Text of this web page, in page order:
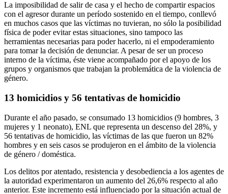
La imposibilidad de salir de casa y el hecho de compartir espacios
con el agresor durante un período sostenido en el tiempo, conllevó
en muchos casos que las víctimas no tuvieran, no sólo la posibilidad
física de poder evitar estas situaciones, sino tampoco las
herramientas necesarias para poder hacerlo, ni el empoderamiento
para tomar la decisión de denunciar. A pesar de ser un proceso
interno de la víctima, éste viene acompañado por el apoyo de los
grupos y organismos que trabajan la problemática de la violencia de
género.
13 homicidios y 56 tentativas de homicidio
Durante el año pasado, se consumado 13 homicidios (9 hombres, 3
mujeres y 1 neonato), ENL que representa un descenso del 28%, y
56 tentativas de homicidio, las víctimas de las que fueron un 82%
hombres y en seis casos se produjeron en el ámbito de la violencia
de género / doméstica.
Los delitos por atentado, resistencia y desobediencia a los agentes de
la autoridad experimentaron un aumento del 26,6% respecto al año
anterior. Este incremento está influenciado por la situación actual de